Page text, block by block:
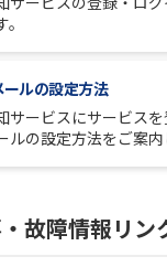
ルの設定方法
サービスにサービス
の設定方法をご案内
故障情報リン